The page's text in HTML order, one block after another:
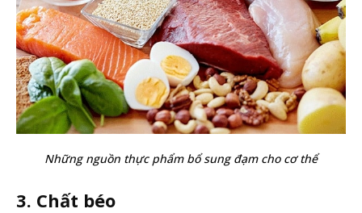
Những nguồn thực phẩm bổ sung đạm cho cơ thể
3. Chất béo